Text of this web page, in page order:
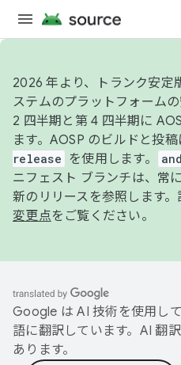
2026 年より、トランク安定
ステムのプラットフォーム
2 四半期と第 4 四半期に
ます。AOSP のビルドと投稿
release
を使用します。
ニフェスト ブランチは、常
新のリリースを参照します
変更点をご覧ください。
Google は AI 技術を使用し
語に翻訳しています。AI 翻
あります。